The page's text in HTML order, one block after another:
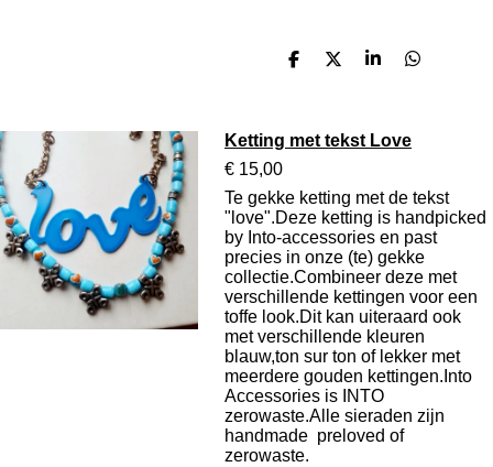
D
n
D
S
e
D
n
Ketting met tekst Love
€ 15,00
Te gekke ketting met de tekst
"love".Deze ketting is handpicked
by Into-accessories en past
precies in onze (te) gekke
collectie.Combineer deze met
verschillende kettingen voor een
toffe look.Dit kan uiteraard ook
met verschillende kleuren
blauw,ton sur ton of lekker met
meerdere gouden kettingen.Into
Accessories is INTO
zerowaste.Alle sieraden zijn
handmade preloved of
zerowaste.